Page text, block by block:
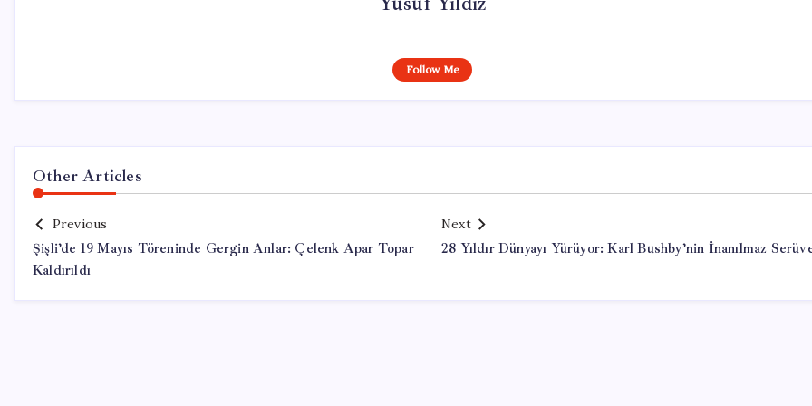
Follow Me
Other Articles
Previous
Şişli’de 19 Mayıs Töreninde Gergin Anlar: Çelenk Apar Topar
Kaldırıldı
Next
28 Yıldır Dünyayı Yürüyor: Karl Bushby’nin İnanılmaz